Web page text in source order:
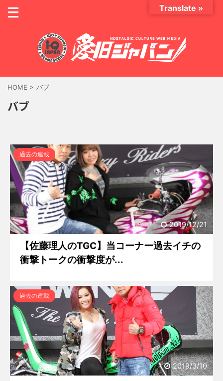
HOME > バブ
バブ
2019/12/21
過去の連載
【佐藤理人のTGC】当コーナー過去イチの
衝撃トークの衝撃度が...
2019/3/10
過去の連載
Translate »